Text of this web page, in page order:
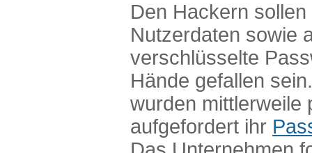
Den Hackern
Nutzerdaten sowie
verschlüsselte
Hände gefallen
wurden mittlerweile
aufgefordert ihr